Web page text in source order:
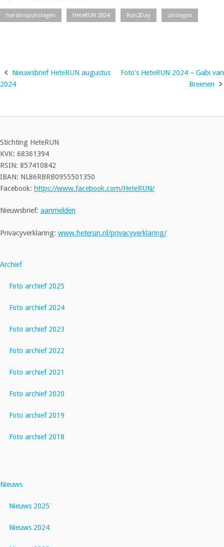
hardloopuitslagen HeteRUN 2024 Run2Day uitslagen
Bericht
Nieuwsbrief HeteRUN augustus
2024
Foto’s HeteRUN 2024 – Gabi van
Breenen
Stichting HeteRUN
KVK: 68361394
RSIN: 857410842
IBAN: NL86RBRB0955501350
Facebook: https://www.facebook.com/HeteRUN/
Nieuwsbrief: aanmelden
Privacyverklaring: www.heterun.nl/privacyverklaring/
Archief
Foto archief 2025
Foto archief 2024
Foto archief 2023
Foto archief 2022
Foto archief 2021
Foto archief 2020
Foto archief 2019
Foto archief 2018
Nieuws
Nieuws 2025
Nieuws 2024